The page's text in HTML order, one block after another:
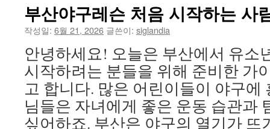
부산야구레슨 처음 시작하는 사
작성일: 6월 21, 2026 글쓴이: siglandia
안녕하세요! 오늘은 부산에서 유소
시작하려는 분들을 위해 준비한 가
고 합니다. 많은 어린이들이 야구에
님들은 자녀에게 좋은 운동 습관과
싶어하죠. 부산은 야구의 열기가 뜨